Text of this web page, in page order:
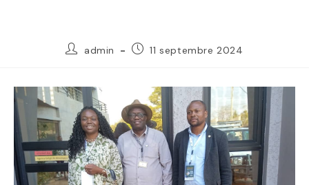
admin 11 septembre 2024